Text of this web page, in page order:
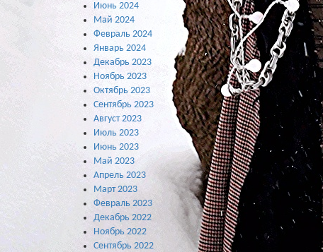
Июнь 2024
Май 2024
Февраль 2024
Январь 2024
Декабрь 2023
Ноябрь 2023
Октябрь 2023
Сентябрь 2023
Август 2023
Июль 2023
Июнь 2023
Май 2023
Апрель 2023
Март 2023
Февраль 2023
Декабрь 2022
Ноябрь 2022
Сентябрь 2022